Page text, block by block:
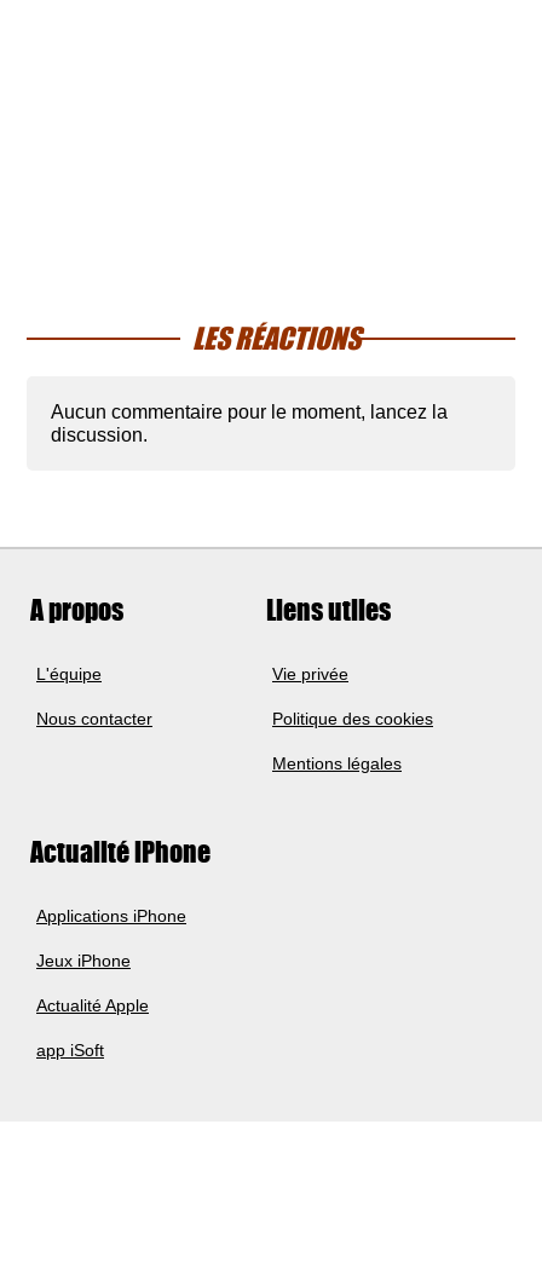
LES RÉACTIONS
Aucun commentaire pour le moment, lancez la
discussion.
A propos
L'équipe
Nous contacter
Liens utiles
Vie privée
Politique des cookies
Mentions légales
Actualité iPhone
Applications iPhone
Jeux iPhone
Actualité Apple
app iSoft